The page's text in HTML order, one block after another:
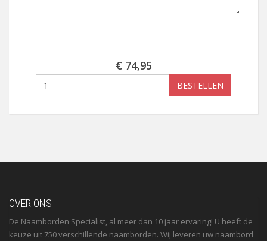
€ 74,95
BESTELLEN
OVER ONS
De Naamborden Specialist, al meer dan 10 jaar ervaring! U heeft de
keuze uit 750 verschillende naamborden. Wij leveren uw naambord